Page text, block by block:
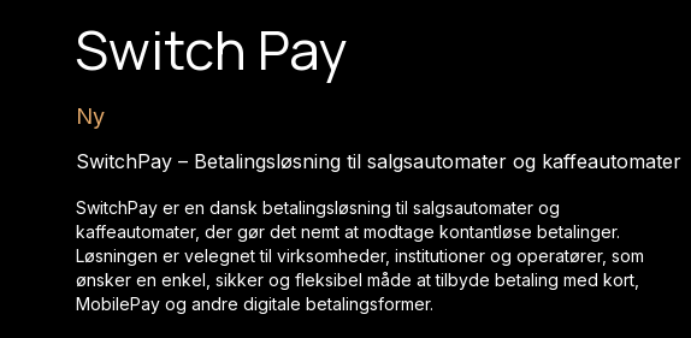
Switch Pay
Ny
SwitchPay – Betalingsløsning til salgsautomater og kaffeautomater
SwitchPay er en dansk betalingsløsning til salgsautomater og
kaffeautomater, der gør det nemt at modtage kontantløse betalinger.
Løsningen er velegnet til virksomheder, institutioner og operatører, som
ønsker en enkel, sikker og fleksibel måde at tilbyde betaling med kort,
MobilePay og andre digitale betalingsformer.